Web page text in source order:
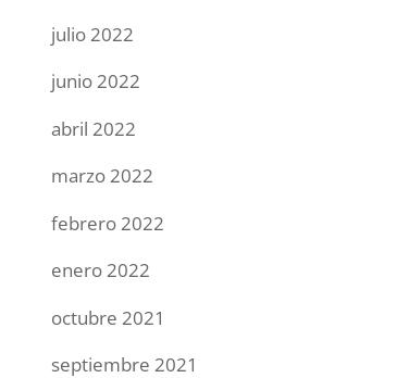
julio 2022
junio 2022
abril 2022
marzo 2022
febrero 2022
enero 2022
octubre 2021
septiembre 2021